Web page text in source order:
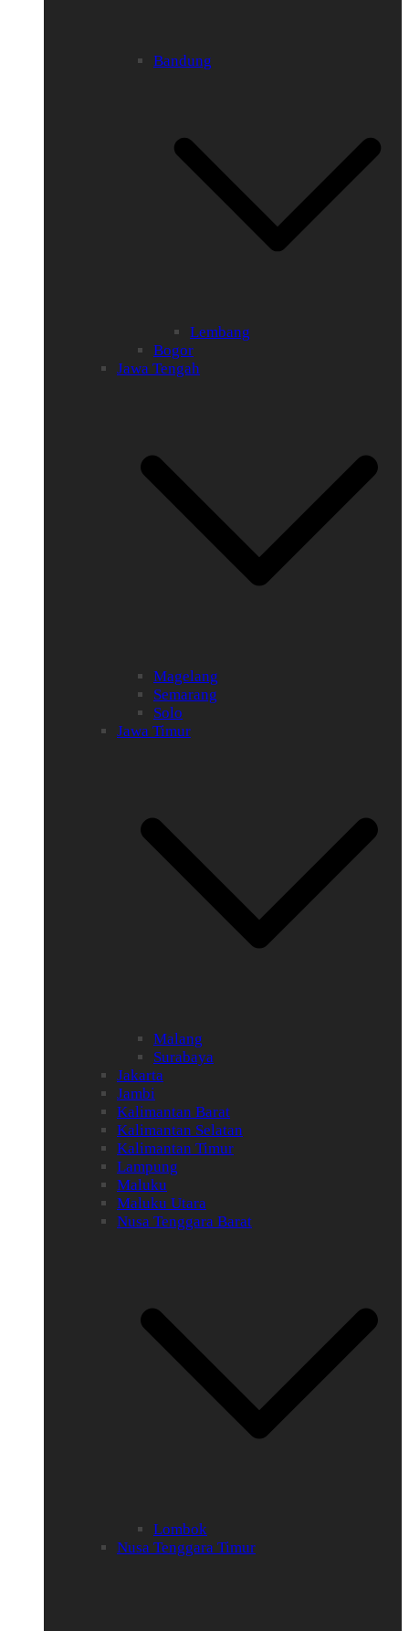
Bandung
Lembang
Bogor
Jawa Tengah
Magelang
Semarang
Solo
Jawa Timur
Malang
Surabaya
Jakarta
Jambi
Kalimantan Barat
Kalimantan Selatan
Kalimantan Timur
Lampung
Maluku
Maluku Utara
Nusa Tenggara Barat
Lombok
Nusa Tenggara Timur